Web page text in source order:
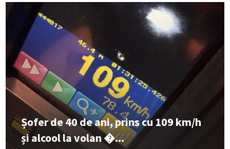
Șofer de 40 de ani, prins cu 109 km/h
și alcool la volan �...